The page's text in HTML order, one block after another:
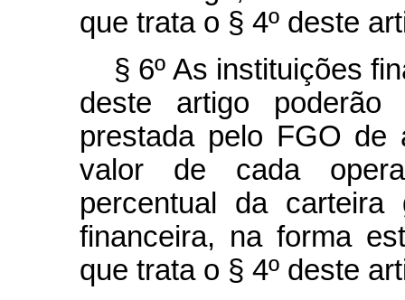
que trata o § 4º deste
§ 6º As instituições
deste artigo
prestada pelo FGO
valor de cada
percentual da carteira
financeira, na forma
que trata o § 4º deste